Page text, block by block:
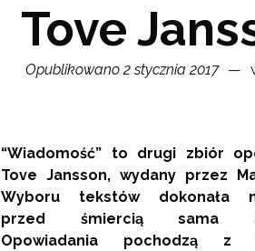
Tove
Opublikowano 2 stycznia 2017
“Wiadomość” to drugi zbiór
Tove Jansson, wydany przez
Wyboru tekstów dokonała
przed śmiercią sama
Opowiadania pochodzą z